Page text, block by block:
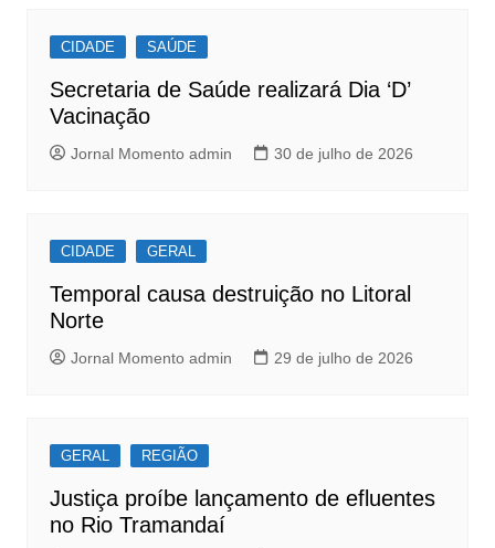
o
o
k
p
p
CIDADE SAÚDE
Secretaria de Saúde realizará Dia ‘D’
Vacinação
Jornal Momento admin 30 de julho de 2026
CIDADE GERAL
Temporal causa destruição no Litoral
Norte
Jornal Momento admin 29 de julho de 2026
GERAL REGIÃO
Justiça proíbe lançamento de efluentes
no Rio Tramandaí